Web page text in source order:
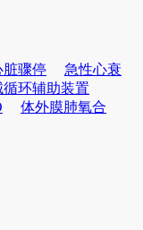
脏骤停
急性心衰
循环辅助装置
体外膜肺氧合